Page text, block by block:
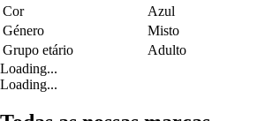
Cor
Azul
Género
Misto
Grupo etário
Adulto
Loading...
Loading...